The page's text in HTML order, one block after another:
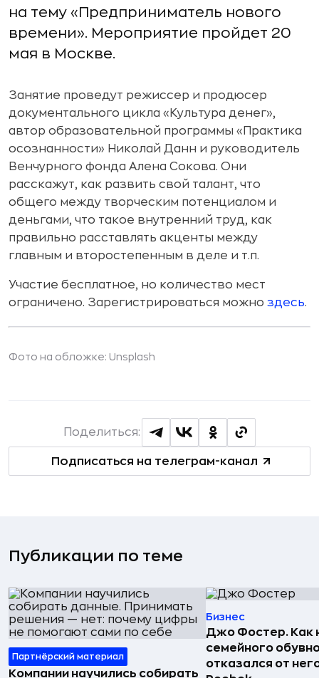
на тему «Предприниматель нового
времени». Мероприятие пройдет 20
мая в Москве.
Занятие проведут режиссер и продюсер
документального цикла «Культура денег»,
автор образовательной программы «Практика
осознанности» Николай Данн и руководитель
Венчурного фонда Алена Сокова. Они
расскажут, как развить свой талант, что
общего между творческим потенциалом и
деньгами, что такое внутренний труд, как
правильно расставлять акценты между
главным и второстепенным в деле и т.п.
Участие бесплатное, но количество мест
ограничено. Зарегистрироваться можно здесь.
Фото на обложке: Unsplash
Подписаться на телеграм-канал
Поделиться:
Публикации по теме
Партнёрский материал
Компании научились собирать
Бизнес
Джо Фостер. Как
семейного
отказался от